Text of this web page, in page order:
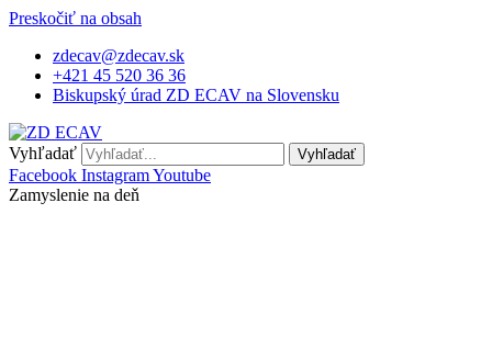
Preskočiť na obsah
zdecav@zdecav.sk
+421 45 520 36 36
Biskupský úrad ZD ECAV na Slovensku
Vyhľadať Vyhľadať
Facebook InstagramYoutube
Zamyslenie na deň